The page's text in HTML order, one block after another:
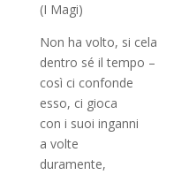
(I Magi)
Non ha volto, si cela
dentro sé il tempo –
così ci confonde
esso, ci gioca
con i suoi inganni
a volte
duramente,